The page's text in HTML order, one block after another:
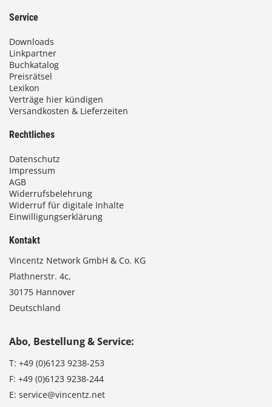
Service
Downloads
Linkpartner
Buchkatalog
Preisrätsel
Lexikon
Verträge hier kündigen
Versandkosten & Lieferzeiten
Rechtliches
Datenschutz
Impressum
AGB
Widerrufsbelehrung
Widerruf für digitale Inhalte
Einwilligungserklärung
Kontakt
Vincentz Network GmbH & Co. KG
Plathnerstr. 4c,
30175 Hannover
Deutschland
Abo, Bestellung & Service:
T: +49 (0)6123 9238-253
F: +49 (0)6123 9238-244
E: service@vincentz.net